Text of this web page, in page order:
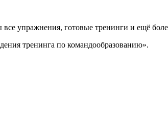
упражнения, готовые тренинги и ещё
тренинга по командообразованию».